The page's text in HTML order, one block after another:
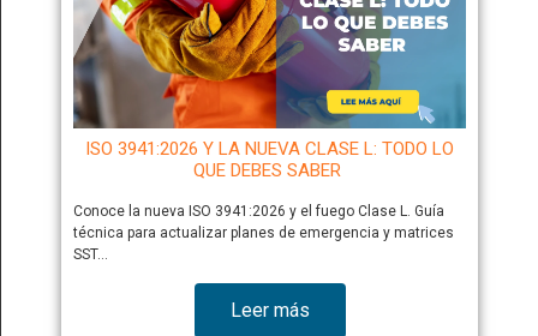
ISO 3941:2026 Y LA NUEVA CLASE L: TODO LO
QUE DEBES SABER
Conoce la nueva ISO 3941:2026 y el fuego Clase L. Guía
técnica para actualizar planes de emergencia y matrices
SST…
Leer más